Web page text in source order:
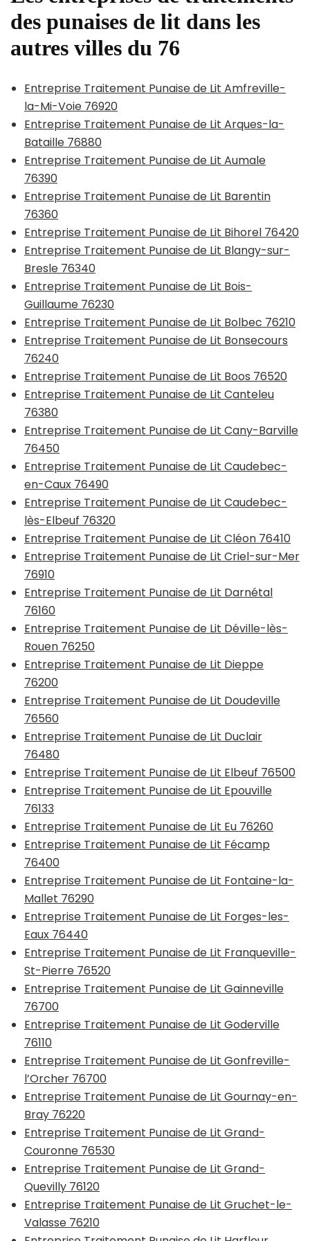
des punaises de lit dans les
autres villes du 76
Entreprise Traitement Punaise de Lit Amfreville-
la-Mi-Voie 76920
Entreprise Traitement Punaise de Lit Arques-la-
Bataille 76880
Entreprise Traitement Punaise de Lit Aumale
76390
Entreprise Traitement Punaise de Lit Barentin
76360
Entreprise Traitement Punaise de Lit Bihorel 76420
Entreprise Traitement Punaise de Lit Blangy-sur-
Bresle 76340
Entreprise Traitement Punaise de Lit Bois-
Guillaume 76230
Entreprise Traitement Punaise de Lit Bolbec 76210
Entreprise Traitement Punaise de Lit Bonsecours
76240
Entreprise Traitement Punaise de Lit Boos 76520
Entreprise Traitement Punaise de Lit Canteleu
76380
Entreprise Traitement Punaise de Lit Cany-Barville
76450
Entreprise Traitement Punaise de Lit Caudebec-
en-Caux 76490
Entreprise Traitement Punaise de Lit Caudebec-
lès-Elbeuf 76320
Entreprise Traitement Punaise de Lit Cléon 76410
Entreprise Traitement Punaise de Lit Criel-sur-Mer
76910
Entreprise Traitement Punaise de Lit Darnétal
76160
Entreprise Traitement Punaise de Lit Déville-lès-
Rouen 76250
Entreprise Traitement Punaise de Lit Dieppe
76200
Entreprise Traitement Punaise de Lit Doudeville
76560
Entreprise Traitement Punaise de Lit Duclair
76480
Entreprise Traitement Punaise de Lit Elbeuf 76500
Entreprise Traitement Punaise de Lit Epouville
76133
Entreprise Traitement Punaise de Lit Eu 76260
Entreprise Traitement Punaise de Lit Fécamp
76400
Entreprise Traitement Punaise de Lit Fontaine-la-
Mallet 76290
Entreprise Traitement Punaise de Lit Forges-les-
Eaux 76440
Entreprise Traitement Punaise de Lit Franqueville-
St-Pierre 76520
Entreprise Traitement Punaise de Lit Gainneville
76700
Entreprise Traitement Punaise de Lit Goderville
76110
Entreprise Traitement Punaise de Lit Gonfreville-
l’Orcher 76700
Entreprise Traitement Punaise de Lit Gournay-en-
Bray 76220
Entreprise Traitement Punaise de Lit Grand-
Couronne 76530
Entreprise Traitement Punaise de Lit Grand-
Quevilly 76120
Entreprise Traitement Punaise de Lit Gruchet-le-
Valasse 76210